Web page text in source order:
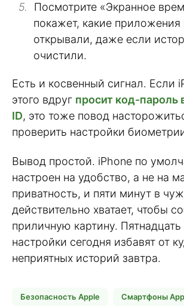
Посмотрите «Экранное
покажет, какие приложения
открывали, даже если
очистили.
Есть и косвенный сигнал. Если
этого вдруг просит код-пароль
ID, это тоже повод
проверить настройки
Вывод простой. iPhone по
настроен на удобство, а не на
приватность, и пяти минут в
действительно хватает, чтобы
приличную картину.
настройки сегодня избавят от
неприятных историй завтра.
Безопасность Apple Смартфоны